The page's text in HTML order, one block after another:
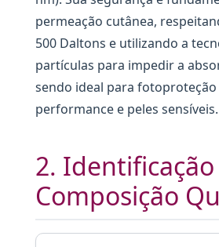
permeação cutânea,
500 Daltons e utilizando a
partículas para impedir a
sendo ideal para fotoproteção
performance e peles sensíveis.
2. Identificação
Composição